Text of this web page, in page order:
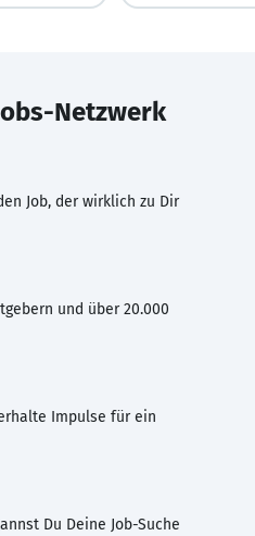
Netzwerk
Job, der wirklich zu Dir
und über 20.000
Impulse für ein
Du Deine Job-Suche